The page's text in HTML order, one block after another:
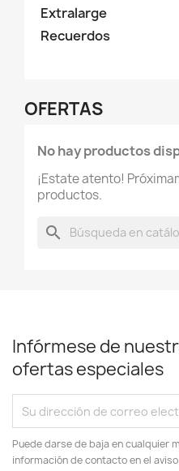
Extralarge
Recuerdos
OFERTAS
No hay productos
¡Estate atento!
productos.
search
Infórmese de
ofertas especiales
Puede darse de baja en cualquier
información de contacto en el